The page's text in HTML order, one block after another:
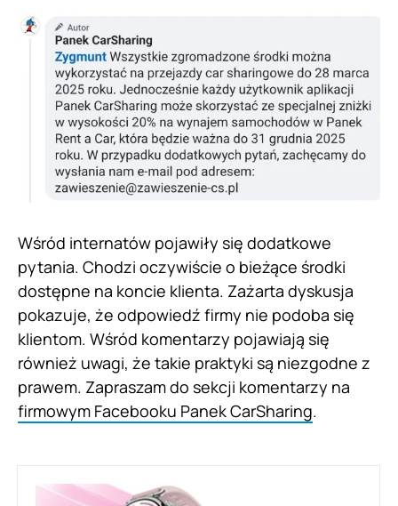
Wśród internatów pojawiły się dodatkowe
pytania. Chodzi oczywiście o bieżące środki
dostępne na koncie klienta. Zażarta dyskusja
pokazuje, że odpowiedź firmy nie podoba się
klientom. Wśród komentarzy pojawiają się
również uwagi, że takie praktyki są niezgodne z
prawem. Zapraszam do sekcji komentarzy na
firmowym Facebooku Panek CarSharing.